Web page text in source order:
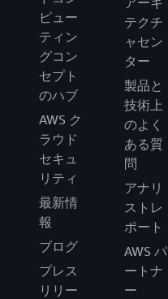
ピュー
ティン
グコン
セプト
のハブ
AWS ク
ラウド
セキュ
リティ
最新情
報
ブログ
プレス
リリー
テクチ
ャセン
ター
製品と
技術上
のよく
ある質
問
アナリ
ストレ
ポート
AWS パ
ートナ
ー